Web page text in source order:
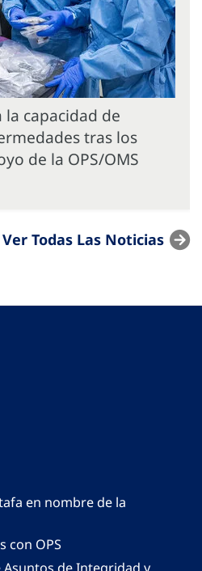
capacidad de
tras los
de la OPS/OMS
Ver Todas Las Noticias
en nombre de la
con OPS